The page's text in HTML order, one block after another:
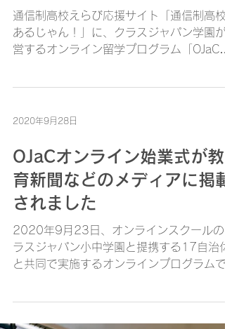
を掲載いただきました。
通信制高校えらび応援サイト「通信制高校
あるじゃん！」に、クラスジャパン学園が
の修了式の様子を掲載していただきました
OJaCオンライン始業式が教
育新聞などのメディアに掲載
されました
2020年9月23日、オンラインスクールの
ラスジャパン小中学園と提携する17自治体
る、不登校児童生徒向けのオンライン留学
『OJaC（オンラインジャパンクラス）』通